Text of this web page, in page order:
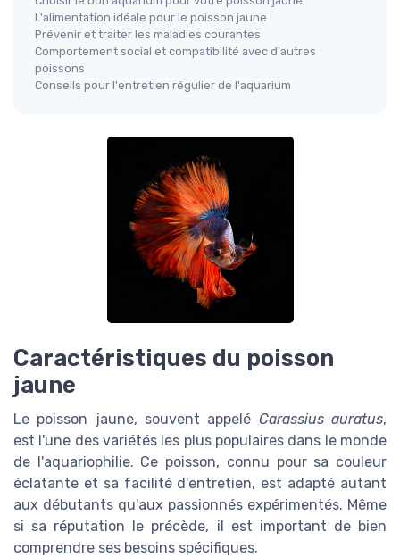
L'alimentation idéale pour le poisson jaune
Prévenir et traiter les maladies courantes
Comportement social et compatibilité avec d'autres
poissons
Conseils pour l'entretien régulier de l'aquarium
Caractéristiques du poisson
jaune
Le poisson jaune, souvent appelé Carassius auratus,
est l'une des variétés les plus populaires dans le monde
de l'aquariophilie. Ce poisson, connu pour sa couleur
éclatante et sa facilité d'entretien, est adapté autant
aux débutants qu'aux passionnés expérimentés. Même
si sa réputation le précède, il est important de bien
comprendre ses besoins spécifiques.